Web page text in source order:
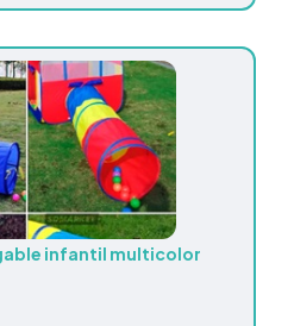
infantil multicolor